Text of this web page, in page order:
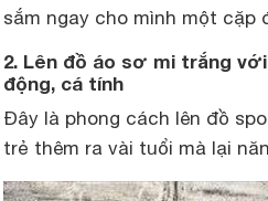
sắm ngay cho mình một cặp
2. Lên đồ áo sơ mi trắng
động, cá tính
Đây là phong cách lên đồ
trẻ thêm ra vài tuổi mà lại